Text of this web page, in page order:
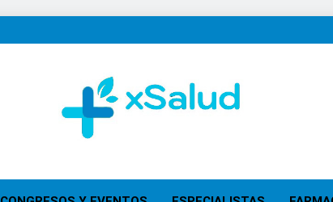
XSalud